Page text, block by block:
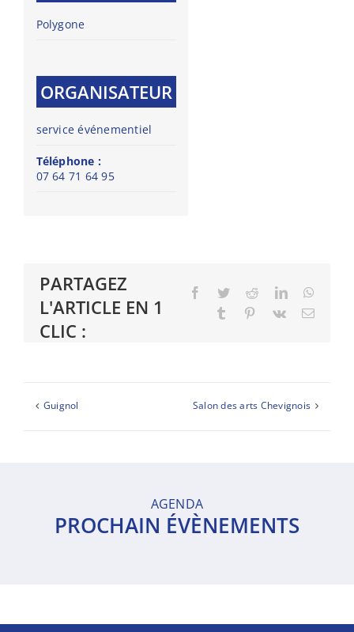
Polygone
ORGANISATEUR
service événementiel
Téléphone :
07 64 71 64 95
PARTAGEZ
L'ARTICLE EN 1
CLIC :
Facebook
TwitterRedditLinkedIn
Tumblr Pinterest
Vk Email
Guignol Salon des arts Chevignois
AGENDA
PROCHAIN ÉVÈNEMENTS